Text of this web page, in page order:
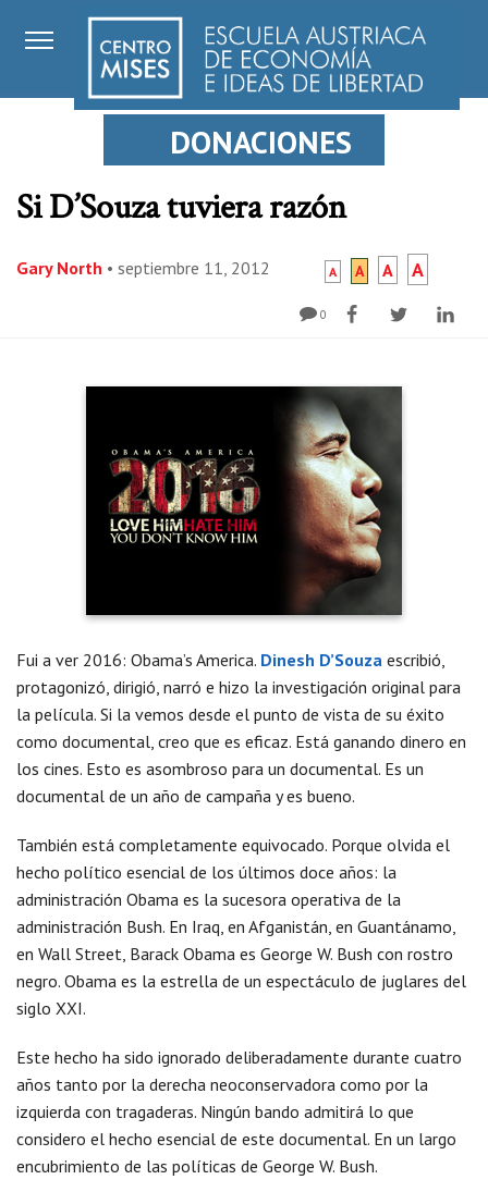
DONACIONES
Si D’Souza tuviera razón
Gary North • septiembre 11, 2012 A A A A
0
Fui a ver 2016: Obama’s America. Dinesh D’Souza escribió,
protagonizó, dirigió, narró e hizo la investigación original para
la película. Si la vemos desde el punto de vista de su éxito
como documental, creo que es eficaz. Está ganando dinero en
los cines. Esto es asombroso para un documental. Es un
documental de un año de campaña y es bueno.
También está completamente equivocado. Porque olvida el
hecho político esencial de los últimos doce años: la
administración Obama es la sucesora operativa de la
administración Bush. En Iraq, en Afganistán, en Guantánamo,
en Wall Street, Barack Obama es George W. Bush con rostro
negro. Obama es la estrella de un espectáculo de juglares del
siglo XXI.
Este hecho ha sido ignorado deliberadamente durante cuatro
años tanto por la derecha neoconservadora como por la
izquierda con tragaderas. Ningún bando admitirá lo que
considero el hecho esencial de este documental. En un largo
encubrimiento de las políticas de George W. Bush.